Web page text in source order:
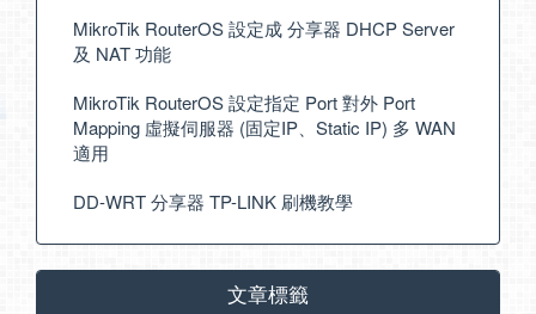
MikroTik RouterOS 設定成 分享器 DHCP Server
及 NAT 功能
MikroTik RouterOS 設定指定 Port 對外 Port
Mapping 虛擬伺服器 (固定IP、Static IP) 多 WAN
適用
DD-WRT 分享器 TP-LINK 刷機教學
文章標籤